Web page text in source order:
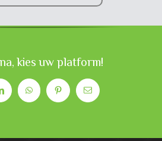
kies uw platform!